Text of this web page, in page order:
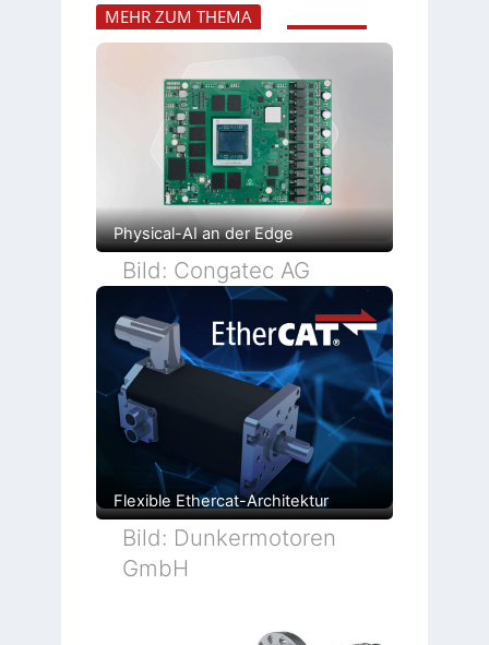
MEHR ZUM THEMA
Physical-AI an der Edge
Bild: Congatec AG
Flexible Ethercat-Architektur
Bild: Dunkermotoren
GmbH